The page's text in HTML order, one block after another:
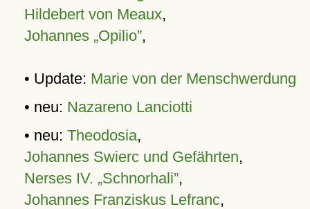
Hildebert von Meaux,
Johannes „Opilio”,
• Update: Marie von der Menschwerdung
• neu: Nazareno Lanciotti
• neu: Theodosia,
Johannes Swierc und Gefährten,
Nerses IV. „Schnorhali”,
Johannes Franziskus Lefranc,